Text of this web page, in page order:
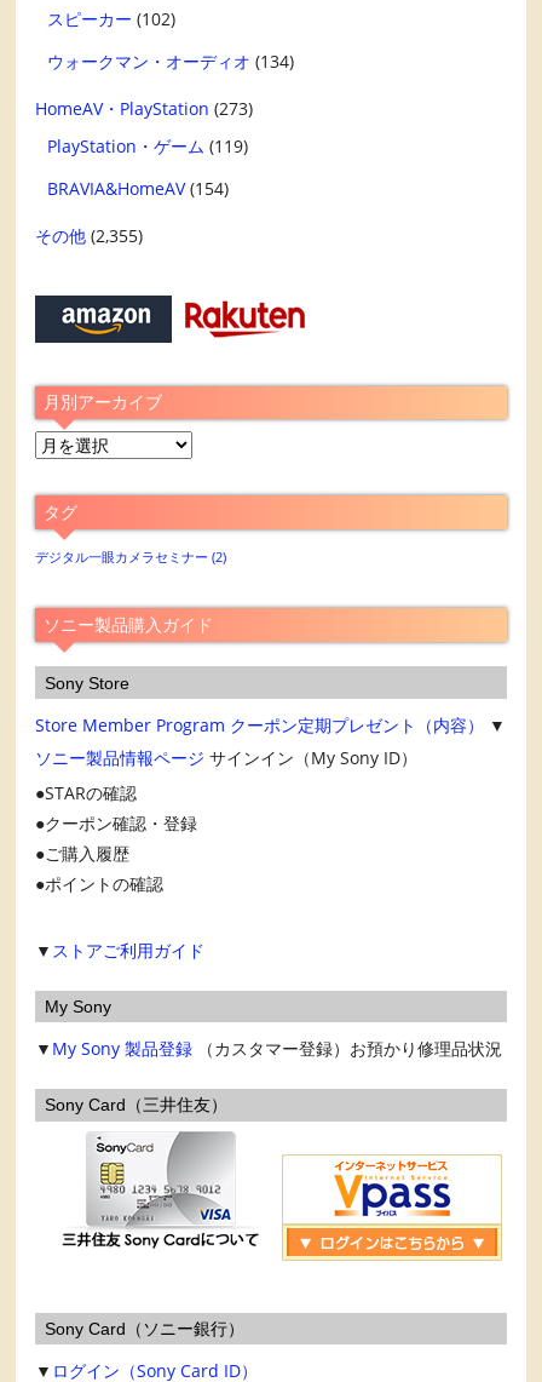
スピーカー (102)
ウォークマン・オーディオ (134)
HomeAV・PlayStation (273)
PlayStation・ゲーム (119)
BRAVIA&HomeAV(154)
その他 (2,355)
月別アーカイブ
月
ア
ー
カ
ブ
タグ
デジタル一眼カメラセミナー (2)
ソニー製品購入ガイド
Sony Store
Store Member Program クーポン定期プレゼント（内容）
▼
ソニー製品情報ページ サインイン（My Sony ID）
STARの確認
クーポン確認・登録
ご購入履歴
ポイントの確認
▼ ストアご利用ガイド
My Sony
▼ My Sony 製品登録 （カスタマー登録）お預かり修理品状況
Sony Card（三井住友）
Sony Card（ソニー銀行）
▼ ログイン（Sony Card ID）